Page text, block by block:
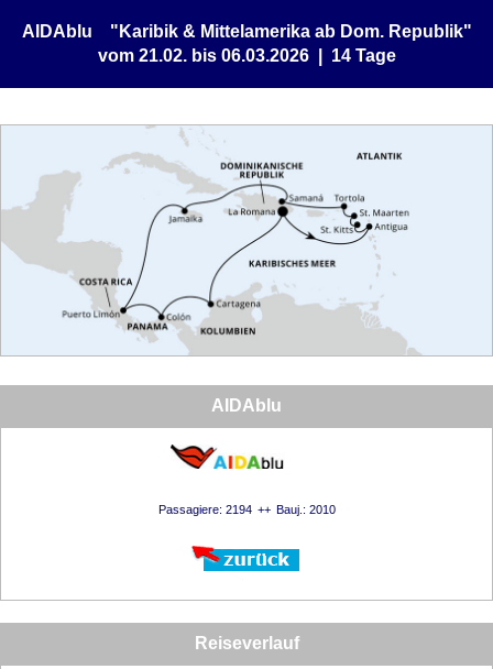
AIDAblu "Karibik & Mittelamerika ab Dom. Republik"
vom 21.02. bis 06.03.2026 | 14 Tage
AIDAblu
Passagiere: 2194 Bauj.: 2010
Reiseverlauf